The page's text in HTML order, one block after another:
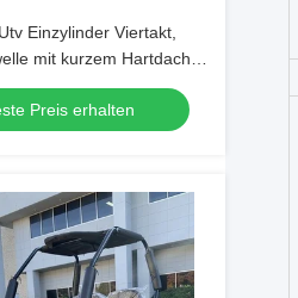
Einzylinder Viertakt,
mit kurzem Hartdach
Preis erhalten